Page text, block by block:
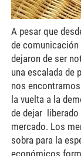
A pesar que
de
dejaron de ser
una escalada de
nos
la vuelta a la
de dejar liberado
mercado. Los
sobra para la
económicos